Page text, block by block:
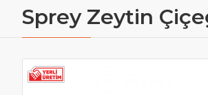
Sprey Zeytin